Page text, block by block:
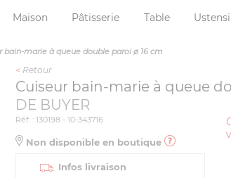
Maison Pâtisserie Table
bain-marie à queue double paroi ø 16 cm
< Retour
Cuiseur bain-marie à queue
DE BUYER
Réf. : 130198 - 10-343716
Non disponible en boutique
Infos livraison